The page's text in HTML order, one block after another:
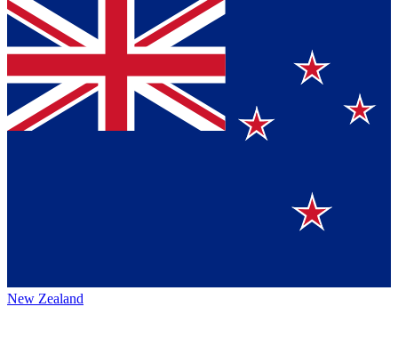
New Zealand